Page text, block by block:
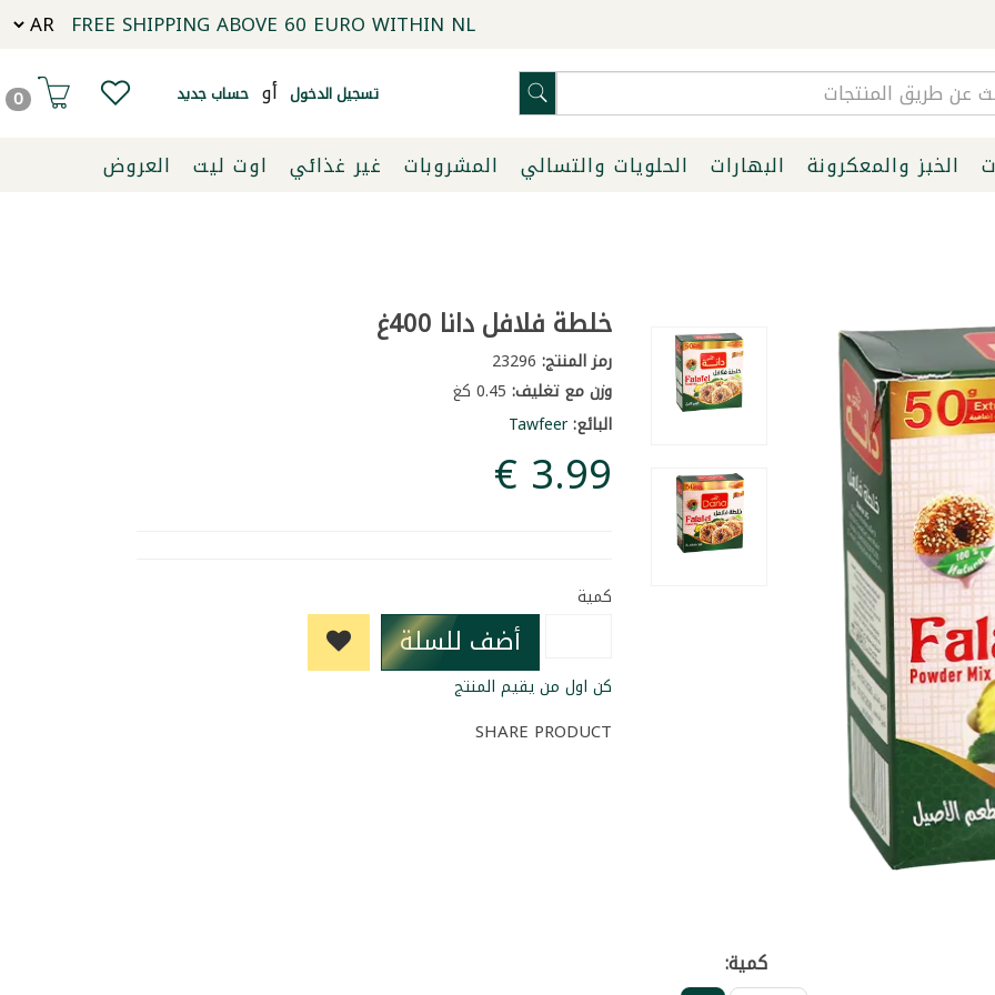
FREE SHIPPING ABOVE 60 EURO WITHIN NL
تسجيل الدخول أو حساب جديد 0
الخبز والمعكرونة البهارات الحلويات والتسالي المشروبات غير غذائي اوت ليت العروض
خلطة فلافل دانا 400غ
رمز المنتج:23296
وزن مع تغليف:0.45 كغ
البائع:Tawfeer
كمية
أضف للسلة
كن اول من يقيم المنتج
SHARE PRODUCT
كمية: